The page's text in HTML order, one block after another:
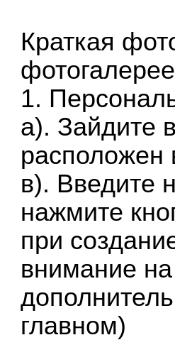
Краткая
1.
а). Зайдите
в). Введите
нажмите
при
внимание
главном)